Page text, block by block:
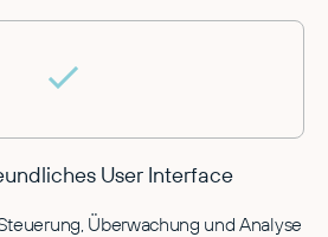
User Interface
Überwachung und Analyse